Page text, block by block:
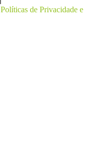
Políticas de Privacidade e